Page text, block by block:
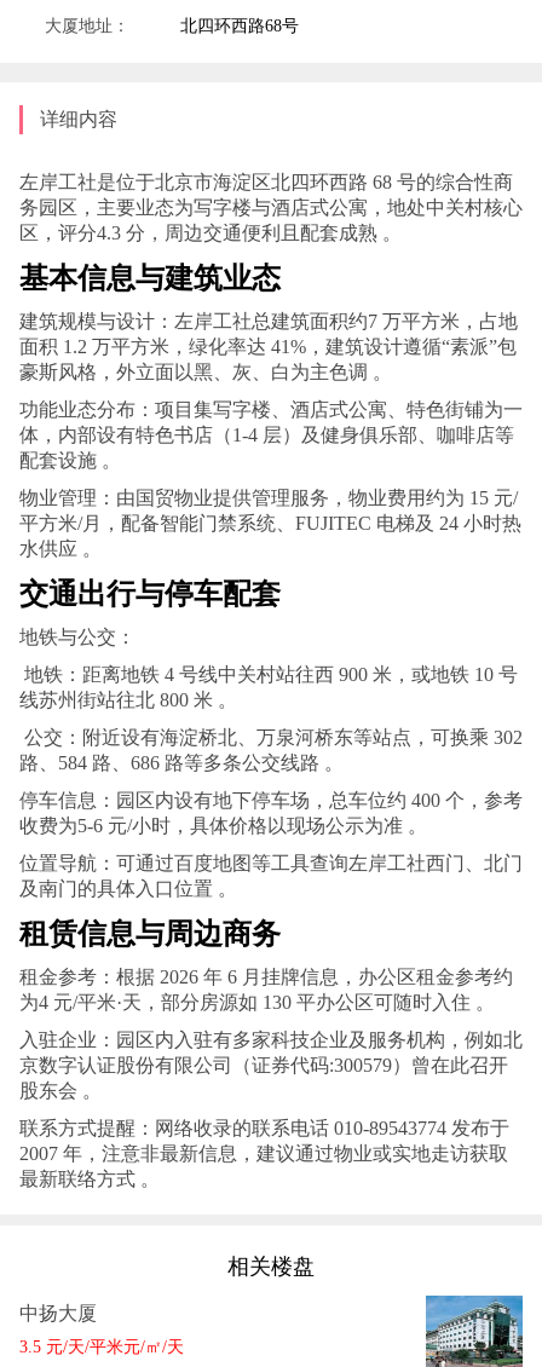
大厦地址：
北四环西路68号
详细内容
左岸工社是位于北京市海淀区北四环西路 68 号的综合性商
务园区，主要业态为写字楼与酒店式公寓，地处中关村核心
区，评分4.3 分，周边交通便利且配套成熟 。
基本信息与建筑业态
建筑规模与设计：左岸工社总建筑面积约7 万平方米，占地
面积 1.2 万平方米，绿化率达 41%，建筑设计遵循“素派”包
豪斯风格，外立面以黑、灰、白为主色调 。
功能业态分布：项目集写字楼、酒店式公寓、特色街铺为一
体，内部设有特色书店（1-4 层）及健身俱乐部、咖啡店等
配套设施 。
物业管理：由国贸物业提供管理服务，物业费用约为 15 元/
平方米/月，配备智能门禁系统、FUJITEC 电梯及 24 小时热
水供应 。
交通出行与停车配套
地铁与公交：
地铁：距离地铁 4 号线中关村站往西 900 米，或地铁 10 号
线苏州街站往北 800 米 。
公交：附近设有海淀桥北、万泉河桥东等站点，可换乘 302
路、584 路、686 路等多条公交线路 。
停车信息：园区内设有地下停车场，总车位约 400 个，参考
收费为5-6 元/小时，具体价格以现场公示为准 。
位置导航：可通过百度地图等工具查询左岸工社西门、北门
及南门的具体入口位置 。
租赁信息与周边商务
租金参考：根据 2026 年 6 月挂牌信息，办公区租金参考约
为4 元/平米·天，部分房源如 130 平办公区可随时入住 。
入驻企业：园区内入驻有多家科技企业及服务机构，例如北
京数字认证股份有限公司（证券代码:300579）曾在此召开
股东会 。
联系方式提醒：网络收录的联系电话 010-89543774 发布于
2007 年，注意非最新信息，建议通过物业或实地走访获取
最新联络方式 。
相关楼盘
中扬大厦
3.5 元/天/平米元/㎡/天